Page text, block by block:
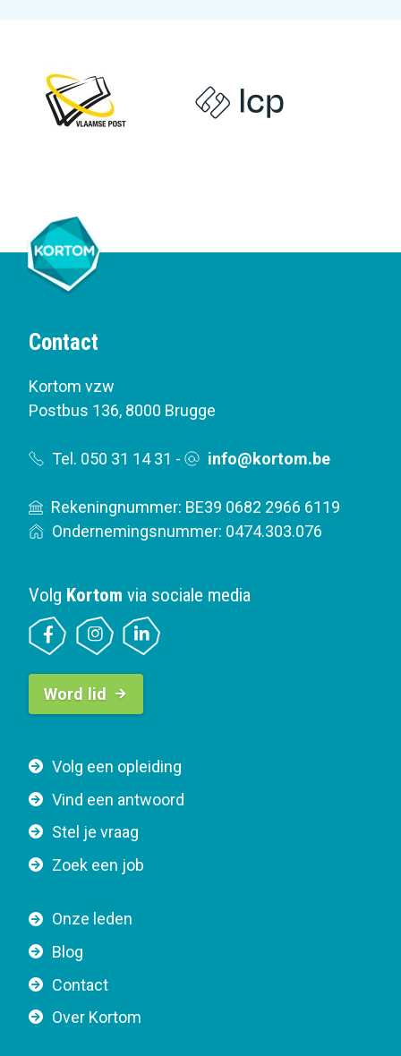
Contact
Kortom vzw
Postbus 136, 8000 Brugge
Tel. 050 31 14 31 - info@kortom.be
Rekeningnummer: BE39 0682 2966 6119
Ondernemingsnummer: 0474.303.076
F
o
t
e
a
v
i
a
Volg een opleiding
Vind een antwoord
Stel je vraag
Zoek een job
Onze leden
Blog
Contact
Over Kortom
Volg Kortom via sociale media
B
t
o
n
a
v
g
t
i
o
Word lid